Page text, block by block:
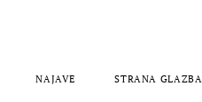
NAJAVE STRANA GLAZBA